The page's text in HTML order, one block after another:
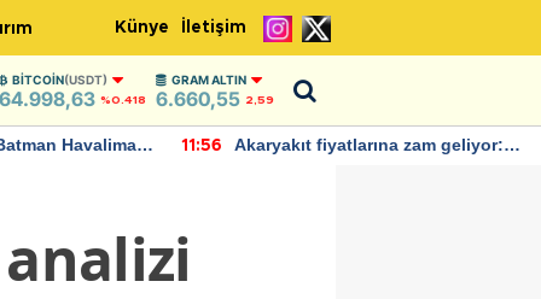
Künye İletişim
BITCOIN(USDT)
64.998,63 %0.418
GRAM ALTIN
6.660,55 2,59
Havalimanı
11:56
Akaryakıt fiyatlarına zam geliyor: